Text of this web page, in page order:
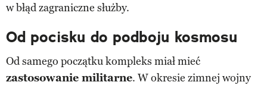
w błąd zagraniczne służby.
Od pocisku do podboju kosmosu
Od samego początku kompleks miał mieć
zastosowanie militarne. W okresie zimnej wojny